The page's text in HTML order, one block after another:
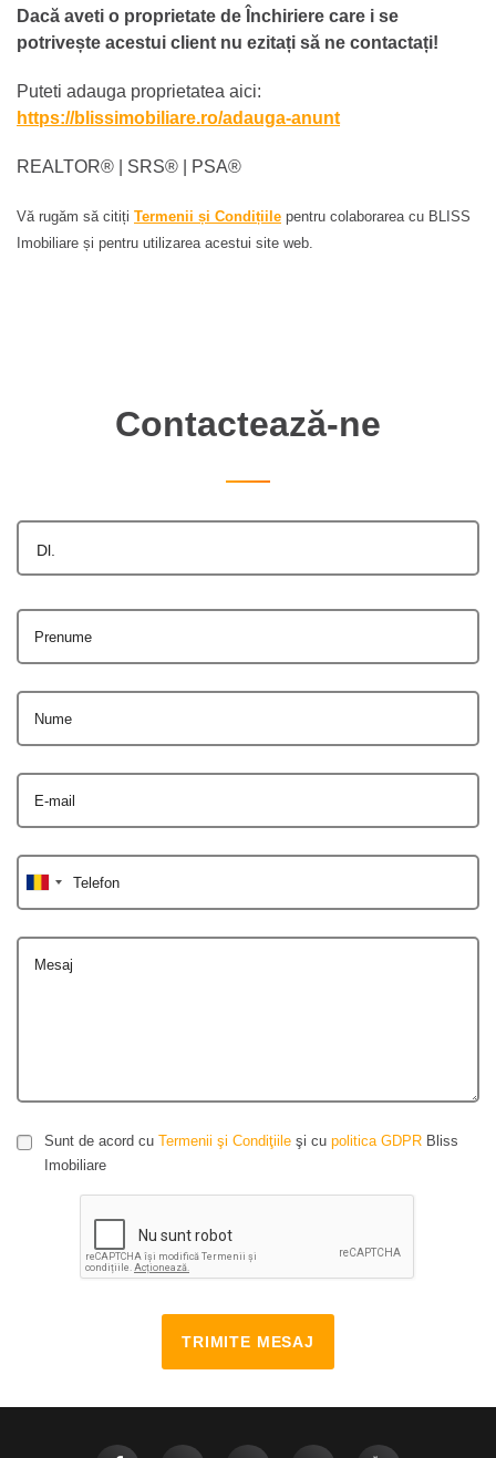
Dacă aveti o proprietate de Închiriere care i se
potrivește acestui client nu ezitați să ne contactați!
Puteti adauga proprietatea aici:
https://blissimobiliare.ro/adauga-anunt
REALTOR®️ | SRS®️ | PSA®️
Vă rugăm să citiți Termenii și Condițiile pentru colaborarea cu BLISS
Imobiliare și pentru utilizarea acestui site web.
Contactează-ne
Dl.
Prenume
Nume
E-mail
Telefon
Mesaj
Sunt de acord cu Termenii şi Condiţiile şi cu politica GDPR Bliss
Imobiliare
TRIMITE MESAJ